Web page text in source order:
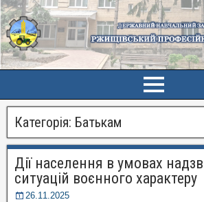
Категорія: Батькам
Дії населення в умовах
ситуацій воєнного характеру
26.11.2025